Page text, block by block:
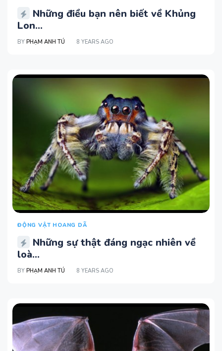
Những điều bạn nên biết về Khủng
Lon...
BY PHẠM ANH TÚ 8 YEARS AGO
ĐỘNG VẬT HOANG DÃ
Những sự thật đáng ngạc nhiên về
loà...
BY PHẠM ANH TÚ 8 YEARS AGO